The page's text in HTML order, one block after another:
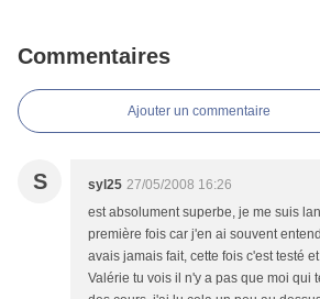
Commentaires
Ajouter un commentaire
S syl25 27/05/2008 16:26
est absolument superbe, je me suis
première fois car j'en ai souvent
avais jamais fait, cette fois c'est testé
Valérie tu vois il n'y a pas que moi qui